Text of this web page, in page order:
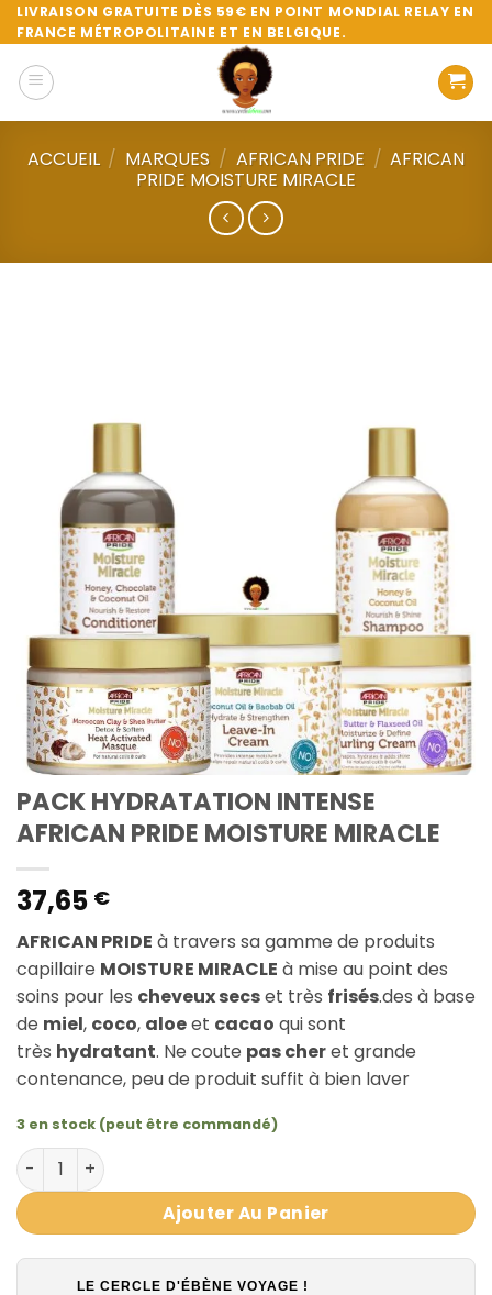
Passer
au
contenu
LIVRAISON GRATUITE DÈS 59€ EN POINT MONDIAL RELAY EN
FRANCE MÉTROPOLITAINE ET EN BELGIQUE.
ACCUEIL / MARQUES / AFRICAN PRIDE / AFRICAN
PRIDE MOISTURE MIRACLE
PACK HYDRATATION INTENSE
AFRICAN PRIDE MOISTURE MIRACLE
37,65 €
AFRICAN PRIDE à travers sa gamme de produits
capillaire MOISTURE MIRACLE à mise au point des
soins pour les cheveux secset très frisés.des à base
de miel, coco, aloeet cacao qui sont
très hydratant. Ne coute pas cheret grande
contenance, peu de produit suffit à bien laver
3 en stock (peut être commandé)
quantité de PACK HYDRATATION INTENSE AFRICAN PRIDE
Ajouter Au Panier
LE CERCLE D'ÉBÈNE VOYAGE !